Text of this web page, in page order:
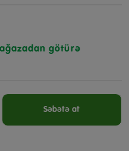
götürə
Səbətə at